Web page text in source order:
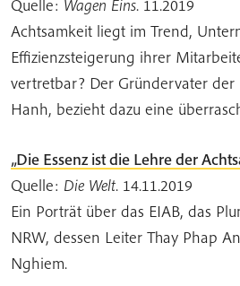
Quelle: Wagen Eins. 11.2019
Achtsamkeit liegt im Trend,
Effizienzsteigerung ihrer
vertretbar? Der Gründervater
Hanh, bezieht dazu eine
„Die Essenz ist die Lehre der
Quelle: Die Welt. 14.11.2019
Ein Porträt über das EIAB, das
NRW, dessen Leiter Thay Phap
Nghiem.